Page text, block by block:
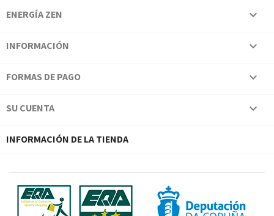
ENERGÍA ZEN 
INFORMACIÓN 
FORMAS DE PAGO 
SU CUENTA 
INFORMACIÓN DE LA TIENDA